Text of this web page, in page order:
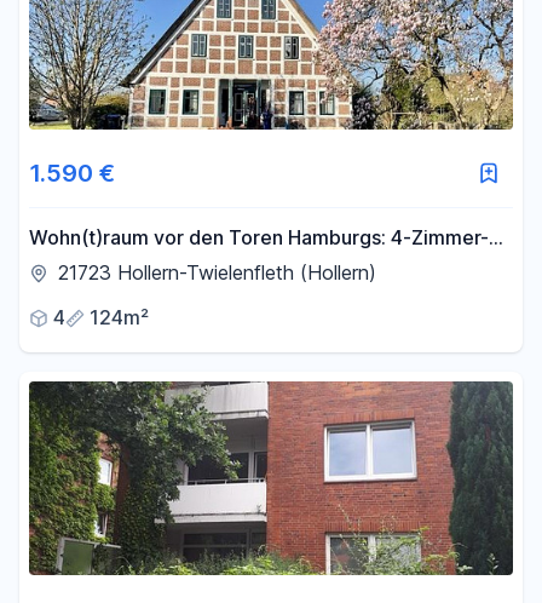
1.590 €
Wohn(t)raum vor den Toren Hamburgs: 4-Zimmer-
Wohnung mit eigener Terrasse
21723 Hollern-Twielenfleth (Hollern)
4
124m²